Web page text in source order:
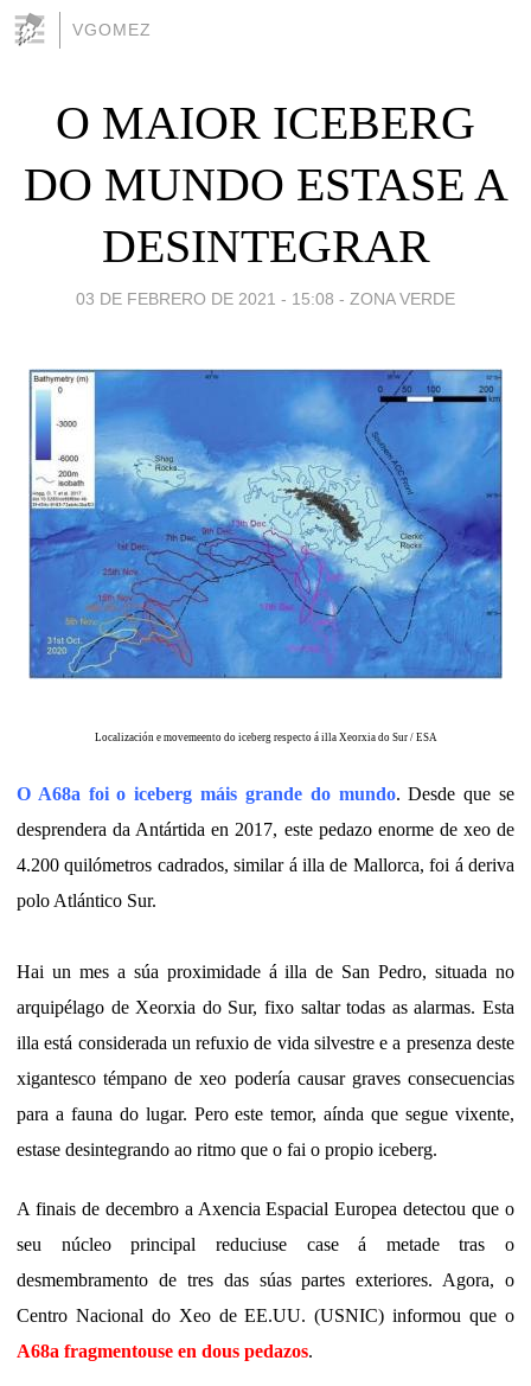
VGOMEZ
O MAIOR ICEBERG
DO MUNDO ESTASE A
DESINTEGRAR
03 DE FEBRERO DE 2021 - 15:08 - ZONA VERDE
Localización e movemeento do iceberg respecto á illa Xeorxia do Sur/ ESA
O A68a foi o iceberg máis grande do mundo. Desde que se
desprendera da Antártida en 2017, este pedazo enorme de xeo de
4.200 quilómetros cadrados, similar á illa de Mallorca, foi á deriva
polo Atlántico Sur.
Hai un mes a súa proximidade á illa de San Pedro, situada no
arquipélago de Xeorxia do Sur, fixo saltar todas as alarmas. Esta
illa está considerada un refuxio de vida silvestre e a presenza deste
xigantesco témpano de xeo podería causar graves consecuencias
para a fauna do lugar. Pero este temor, aínda que segue vixente,
estase desintegrando ao ritmo que o fai o propio iceberg.
A finais de decembro a Axencia Espacial Europea detectou que o
seu núcleo principal reduciuse case á metade tras o
desmembramento de tres das súas partes exteriores. Agora, o
Centro Nacional do Xeo de EE.UU. (USNIC) informou que o
A68a fragmentouse en dous pedazos.